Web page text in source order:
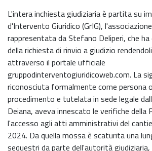
L'intera inchiesta giudiziaria è partita su
d'Intervento Giuridico (GrIG),
rappresentata da Stefano Deliperi, che
della richiesta di rinvio a giudizio
attraverso il portale ufficiale
gruppodinterventogiuridicoweb.com. La
riconosciuta formalmente come persona
procedimento e tutelata in sede legale
Deiana, aveva innescato le verifiche della
l'accesso agli atti amministrativi del
2024. Da quella mossa è scaturita una
sequestri da parte dell'autorità